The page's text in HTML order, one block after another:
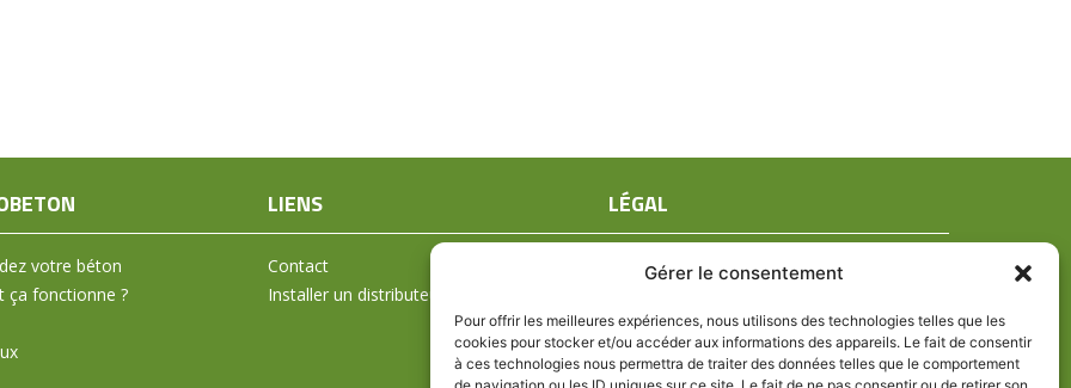
Gérer le consentement
Pour offrir les meilleures expériences, nous utilisons des technologies telles que les
cookies pour stocker et/ou accéder aux informations des appareils. Le fait de consentir
à ces technologies nous permettra de traiter des données telles que le comportement
votre béton
ça fonctionne ?
LIENS
Contact
Installer un distributeur
LÉGAL
Mentions légales
Politique de confidentialité
Politique de cookies (UE)